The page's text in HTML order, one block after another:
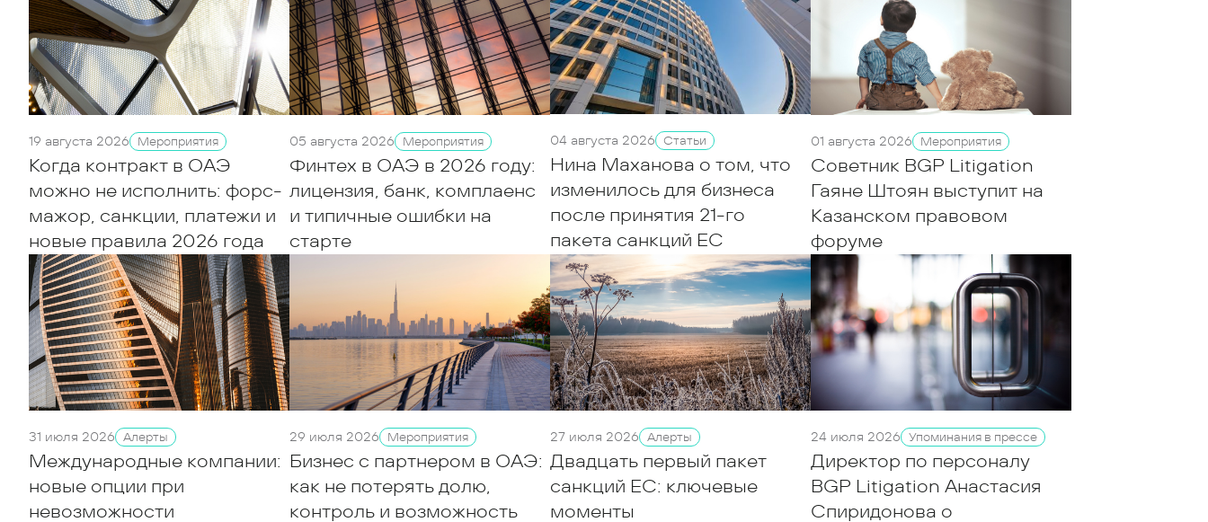
19 августа 2026 Мероприятия
Когда контракт в ОАЭ
можно не исполнить: форс-
мажор, санкции, платежи и
новые правила 2026 года
05 августа 2026 Мероприятия
Финтех в ОАЭ в 2026 году:
лицензия, банк, комплаенс
и типичные ошибки на
старте
04 августа 2026 Статьи
Нина Маханова о том, что
изменилось для бизнеса
после принятия 21-го
пакета санкций ЕС
01 августа 2026 Мероприятия
Советник BGP Litigation
Гаяне Штоян выступит на
Казанском правовом
форуме
31 июля 2026 Алерты
Международные компании:
новые опции при
невозможности
29 июля 2026 Мероприятия
Бизнес с партнером в ОАЭ:
как не потерять долю,
контроль и возможность
27 июля 2026 Алерты
Двадцать первый пакет
санкций ЕС: ключевые
моменты
24 июля 2026 Упоминания в прессе
Директор по персоналу
BGP Litigation Анастасия
Спиридонова о